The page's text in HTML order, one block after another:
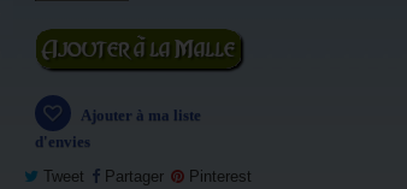
Ajouter au
panier
Ajouter à ma liste
d'envies
Tweet
Partager Pinterest